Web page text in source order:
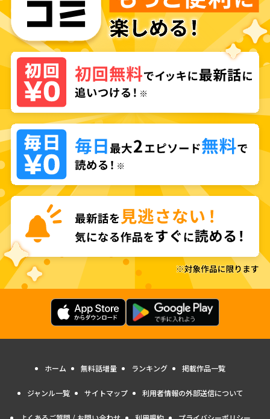
ホーム 無料話増量 ランキング 掲載作品一覧
ジャンル一覧 サイトマップ 利用者情報の外部送信について